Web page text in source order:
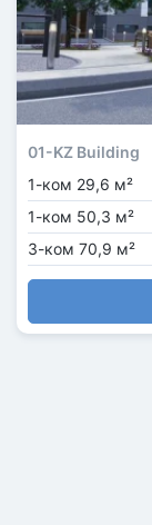
01-KZ Building
1-ком 29,6 м²
1-ком 50,3 м²
3-ком 70,9 м²